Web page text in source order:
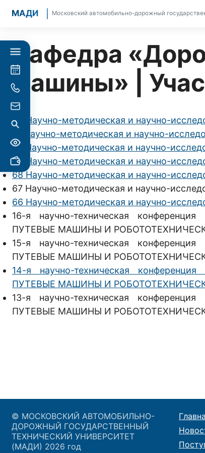
МАДИ Московский автомобильно-дорожный
Кафедра
машины» |
80 Научно-методическая и научно-
71 Научно-методическая и научно-
70 Научно-методическая и научно-
69 Научно-методическая и научно-
68 Научно-методическая и научно-
67 Научно-методическая и научно-
66 Научно-методическая и научно-
16-я научно-техническая
ПУТЕВЫЕ МАШИНЫ И
15-я научно-техническая
ПУТЕВЫЕ МАШИНЫ И
14-я научно-техническая
ПУТЕВЫЕ МАШИНЫ И
13-я научно-техническая
ПУТЕВЫЕ МАШИНЫ И
© МОСКОВСКИЙ АВТОМОБИЛЬНО-
ДОРОЖНЫЙ ГОСУДАРСТВЕННЫЙ
ТЕХНИЧЕСКИЙ УНИВЕРСИТЕТ
(МАДИ) 2026 год